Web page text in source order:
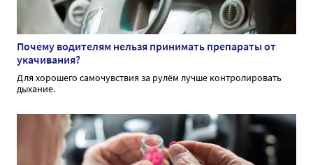
Почему водителям нельзя принимать препараты от
укачивания?
Для хорошего самочувствия за рулём лучше контролировать
дыхание.